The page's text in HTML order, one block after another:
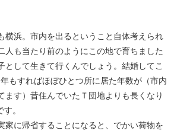
横浜。市内を出るということ自体考えられ
人も当たり前のようにこの地で育ちました
として生きて行くんでしょう。結婚してこ
もすればほぼひとつ所に居た年数が（市内
ます）昔住んでいたＴ団地よりも長くなり
。
家に帰省することになると、でかい荷物を